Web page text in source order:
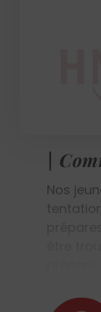
faire
ce qui
de
ou
|
Nos